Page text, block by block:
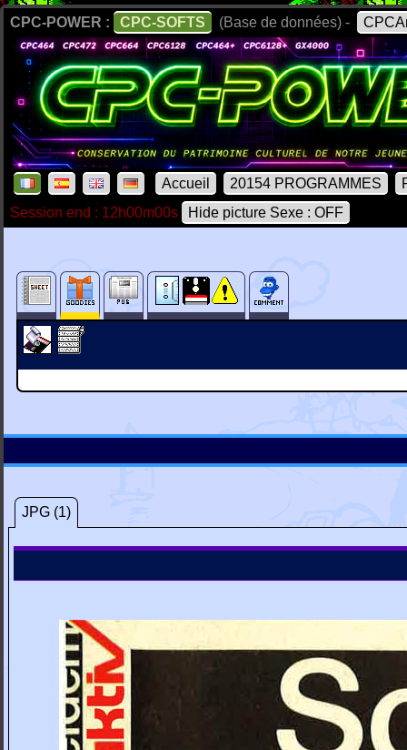
CPC-POWER : CPC-SOFTS (Base de données) -
Accueil 20154 PROGRAMMES
Session end : 12h00m00s
Hide picture Sexe : OFF
JPG (1)